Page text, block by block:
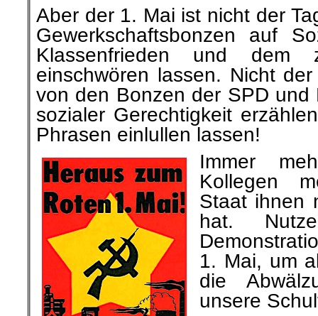
Aber der 1. Mai ist nicht der
Gewerkschaftsbonzen auf
Klassenfrieden und dem
einschwören lassen. Nicht
von den Bonzen der SPD und
sozialer Gerechtigkeit
Phrasen einlullen lassen!
Immer
Kollegen
Staat ihnen
hat.
1. Mai, um
die
unsere